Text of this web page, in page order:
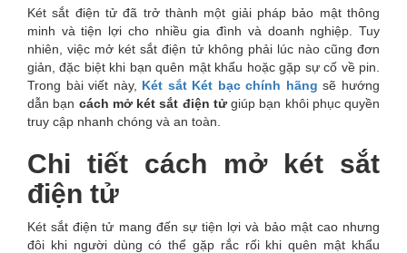
Két sắt điện tử đã trở thành một giải pháp bảo mật thông
minh và tiện lợi cho nhiều gia đình và doanh nghiệp. Tuy
nhiên, việc mở két sắt điện tử không phải lúc nào cũng đơn
giản, đặc biệt khi bạn quên mật khẩu hoặc gặp sự cố về pin.
Trong bài viết này, Két sắt Két bạc chính hãng sẽ hướng
dẫn bạn cách mở két sắt điện tửgiúp bạn khôi phục quyền
truy cập nhanh chóng và an toàn.
Chi tiết cách mở két sắt
điện tử
Két sắt điện tử mang đến sự tiện lợi và bảo mật cao nhưng
đôi khi người dùng có thể gặp rắc rối khi quên mật khẩu